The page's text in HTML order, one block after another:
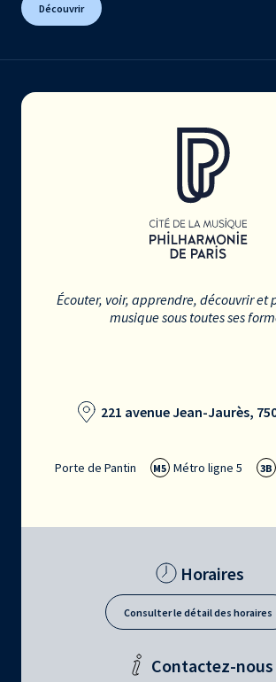
Découvrir
Écouter, voir, apprendre, découvrir et
musique sous toutes ses
221 avenue Jean-Jaurès,
Porte de Pantin M5 Métro ligne 5 3B
Horaires
Consulter le détail des horaires
Contactez-nous